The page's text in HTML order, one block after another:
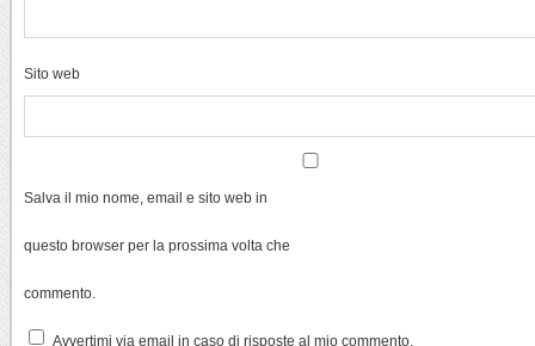
Sito web
Salva il mio nome, email e sito web in
questo browser per la prossima volta che
commento.
Avvertimi via email in caso di risposte al mio commento.